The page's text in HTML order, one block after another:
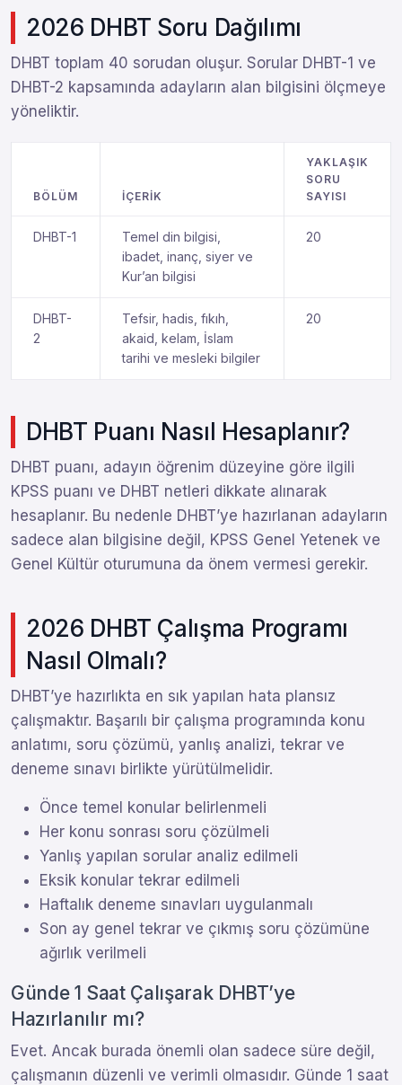
2026 DHBT Soru Dağılımı
DHBT toplam 40 sorudan oluşur. Sorular DHBT-1 ve
DHBT-2 kapsamında adayların alan bilgisini ölçmeye
yöneliktir.
BÖLÜM İÇERIK
YAKLAŞIK
SORU
SAYISI
DHBT-1
Temel din bilgisi,
ibadet, inanç, siyer ve
Kur’an bilgisi
20
DHBT-
2
Tefsir, hadis, fıkıh,
akaid, kelam, İslam
tarihi ve mesleki bilgiler
20
DHBT Puanı Nasıl Hesaplanır?
DHBT puanı, adayın öğrenim düzeyine göre ilgili
KPSS puanı ve DHBT netleri dikkate alınarak
hesaplanır. Bu nedenle DHBT’ye hazırlanan adayların
sadece alan bilgisine değil, KPSS Genel Yetenek ve
Genel Kültür oturumuna da önem vermesi gerekir.
2026 DHBT Çalışma Programı
Nasıl Olmalı?
DHBT’ye hazırlıkta en sık yapılan hata plansız
çalışmaktır. Başarılı bir çalışma programında konu
anlatımı, soru çözümü, yanlış analizi, tekrar ve
deneme sınavı birlikte yürütülmelidir.
Önce temel konular belirlenmeli
Her konu sonrası soru çözülmeli
Yanlış yapılan sorular analiz edilmeli
Eksik konular tekrar edilmeli
Haftalık deneme sınavları uygulanmalı
Son ay genel tekrar ve çıkmış soru çözümüne
ağırlık verilmeli
Günde 1 Saat Çalışarak DHBT’ye
Hazırlanılır mı?
Evet. Ancak burada önemli olan sadece süre değil,
çalışmanın düzenli ve verimli olmasıdır. Günde 1 saat